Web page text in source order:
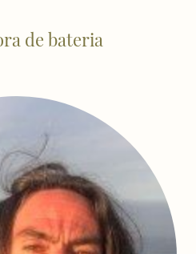
de bateria